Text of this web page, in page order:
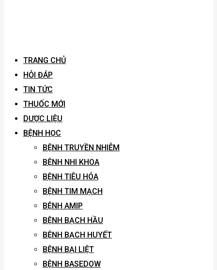
TRANG CHỦ
HỎI ĐÁP
TIN TỨC
THUỐC MỚI
DƯỢC LIỆU
BỆNH HỌC
BỆNH TRUYỀN NHIỄM
BỆNH NHI KHOA
BỆNH TIÊU HÓA
BỆNH TIM MẠCH
BỆNH AMIP
BỆNH BẠCH HẦU
BỆNH BẠCH HUYẾT
BỆNH BẠI LIỆT
BỆNH BASEDOW